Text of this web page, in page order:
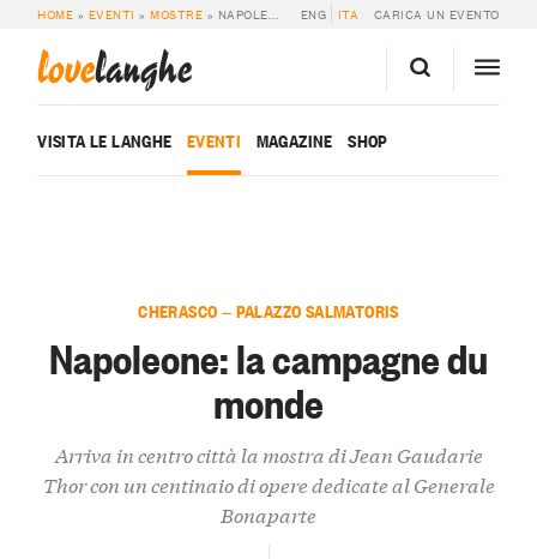
HOME » EVENTI »MOSTRE » NAPOLEONE: LA CAMPAGNE DU MONDE ENG ITA CARICA UN EVENTO
lovelanghe
VISITA LE LANGHE EVENTI MAGAZINE SHOP
CHERASCO — PALAZZO SALMATORIS
Napoleone: la campagne du
monde
Arriva in centro città la mostra di Jean Gaudarie
Thor con un centinaio di opere dedicate al Generale
Bonaparte